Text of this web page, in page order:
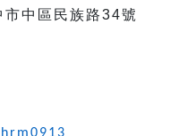
市中區民族路34號